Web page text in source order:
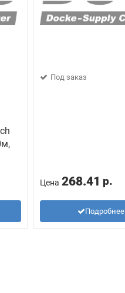
Под заказ
Цена 268.41 р.
Подробнее